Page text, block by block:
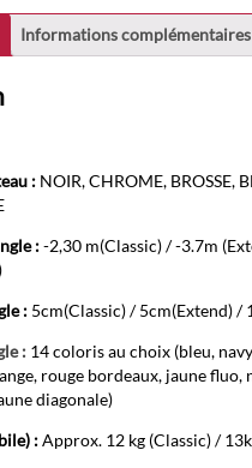
Informations complémentaires
: NOIR, CHROME, BROSSE,
:-2,30 m(Classic) / -3.7m
: 5cm(Classic) / 5cm(Extend) /
: 14 coloris au choix (bleu,
rouge bordeaux, jaune fluo,
diagonale)
:Approx. 12 kg (Classic) /